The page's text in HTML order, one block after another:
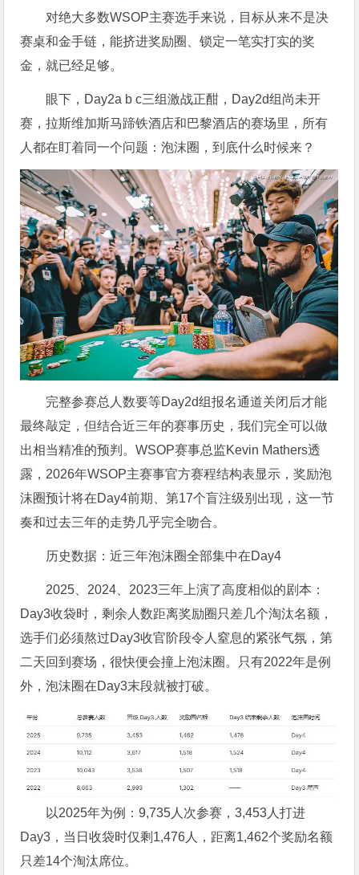
对绝大多数WSOP主赛选手来说，目标从来不是决
赛桌和金手链，能挤进奖励圈、锁定一笔实打实的奖
金，就已经足够。
眼下，Day2a b c三组激战正酣，Day2d组尚未开
赛，拉斯维加斯马蹄铁酒店和巴黎酒店的赛场里，所有
人都在盯着同一个问题：泡沫圈，到底什么时候来？
完整参赛总人数要等Day2d组报名通道关闭后才能
最终敲定，但结合近三年的赛事历史，我们完全可以做
出相当精准的预判。WSOP赛事总监Kevin Mathers透
露，2026年WSOP主赛事官方赛程结构表显示，奖励泡
沫圈预计将在Day4前期、第17个盲注级别出现，这一节
奏和过去三年的走势几乎完全吻合。
历史数据：近三年泡沫圈全部集中在Day4
2025、2024、2023三年上演了高度相似的剧本：
Day3收袋时，剩余人数距离奖励圈只差几个淘汰名额，
选手们必须熬过Day3收官阶段令人窒息的紧张气氛，第
二天回到赛场，很快便会撞上泡沫圈。只有2022年是例
外，泡沫圈在Day3末段就被打破。
以2025年为例：9,735人次参赛，3,453人打进
Day3，当日收袋时仅剩1,476人，距离1,462个奖励名额
只差14个淘汰席位。